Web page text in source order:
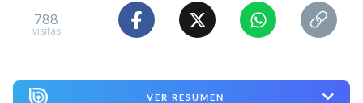
788
visitas
VER RESUMEN